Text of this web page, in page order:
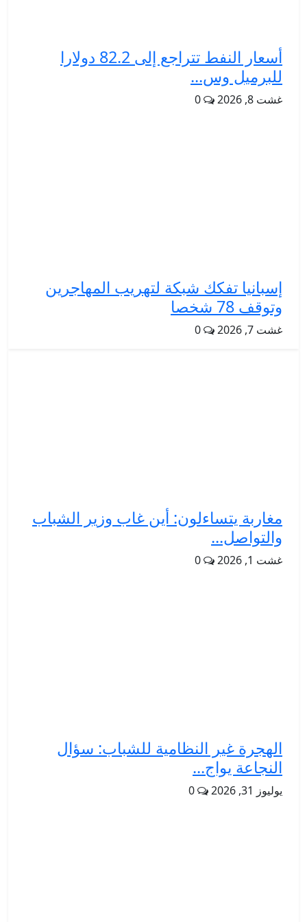
أسعار النفط تتراجع إلى 82.2 دولارا
للبرميل وس...
غشت 8, 2026 0
إسبانيا تفكك شبكة لتهريب المهاجرين
وتوقف 78 شخصا
غشت 7, 2026 0
مغاربة يتساءلون: أين غاب وزير الشباب
والتواصل...
غشت 1, 2026 0
الهجرة غير النظامية للشباب: سؤال
النجاعة يواج...
يوليوز 31, 2026 0